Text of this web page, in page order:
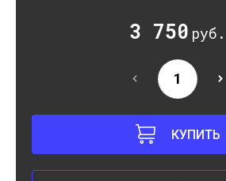
3 750 руб.
КУПИТЬ